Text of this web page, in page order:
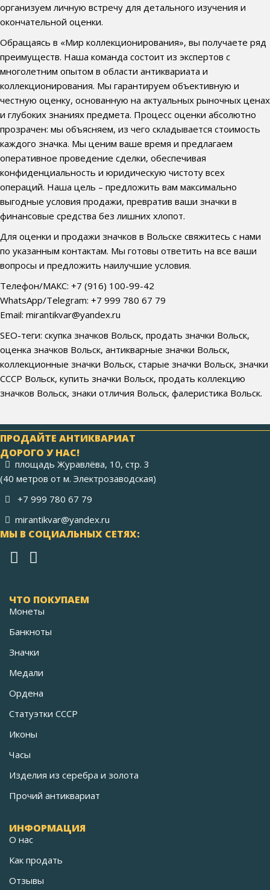
организуем личную встречу для детального изучения и
окончательной оценки.
Обращаясь в «Мир коллекционирования», вы получаете ряд
преимуществ. Наша команда состоит из экспертов с
многолетним опытом в области антиквариата и
коллекционирования. Мы гарантируем объективную и
честную оценку, основанную на актуальных рыночных ценах
и глубоких знаниях предмета. Процесс оценки абсолютно
прозрачен: мы объясняем, из чего складывается стоимость
каждого значка. Мы ценим ваше время и предлагаем
оперативное проведение сделки, обеспечивая
конфиденциальность и юридическую чистоту всех
операций. Наша цель – предложить вам максимально
выгодные условия продажи, превратив ваши значки в
финансовые средства без лишних хлопот.
Для оценки и продажи значков в Вольске свяжитесь с нами
по указанным контактам. Мы готовы ответить на все ваши
вопросы и предложить наилучшие условия.
Телефон/МАКС: +7 (916) 100-99-42
WhatsApp/Telegram: +7 999 780 67 79
Email: mirantikvar@yandex.ru
SEO-теги: скупка значков Вольск, продать значки Вольск,
оценка значков Вольск, антикварные значки Вольск,
коллекционные значки Вольск, старые значки Вольск, значки
СССР Вольск, купить значки Вольск, продать коллекцию
значков Вольск, знаки отличия Вольск, фалеристика Вольск.
ПРОДАЙТЕ АНТИКВАРИАТ
ДОРОГО У НАС!
площадь Журавлёва, 10, стр. 3
(40 метров от м. Электрозаводская)
+7 999 780 67 79
mirantikvar@yandex.ru
МЫ В СОЦИАЛЬНЫХ СЕТЯХ:
ЧТО ПОКУПАЕМ
Монеты
Банкноты
Значки
Медали
Ордена
Статуэтки СССР
Иконы
Часы
Изделия из серебра и золота
Прочий антиквариат
ИНФОРМАЦИЯ
О нас
Как продать
Отзывы